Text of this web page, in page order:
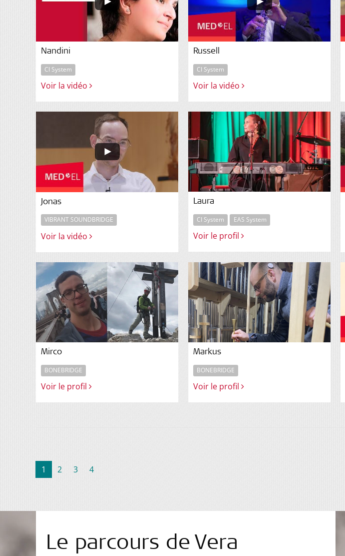
Nandini
CI System
Voir la vidéo
Russell
CI System
Voir la vidéo
Jonas
VIBRANT SOUNDBRIDGE
Voir la vidéo
Laura
CI System EAS System
Voir le profil
Mirco
BONEBRIDGE
Voir le profil
Markus
BONEBRIDGE
Voir le profil
1 (current)
2 3 4
Le parcours de Vera